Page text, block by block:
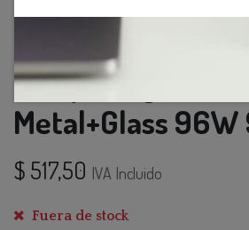
Lamp. Colg. Led
Metal+Glass
$ 517,50 IVA Incluido
Fuera de stock